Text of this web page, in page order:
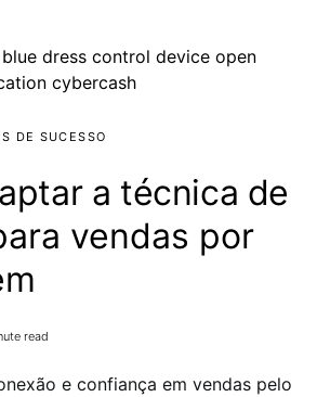
DE SUCESSO
a técnica de
vendas por
read
e confiança em vendas pelo